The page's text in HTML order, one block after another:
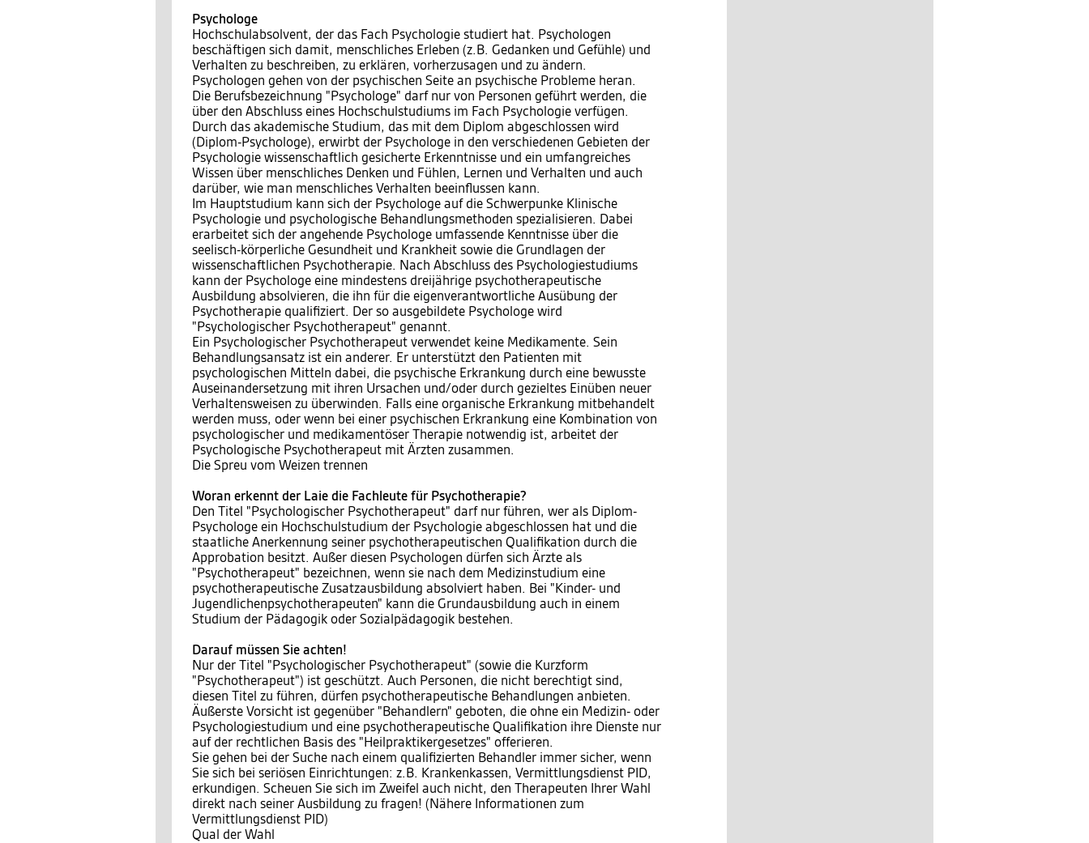
Psychologe
Hochschulabsolvent, der das Fach Psychologie studiert hat. Psychologen
beschäftigen sich damit, menschliches Erleben (z.B. Gedanken und Gefühle) und
Verhalten zu beschreiben, zu erklären, vorherzusagen und zu ändern.
Psychologen gehen von der psychischen Seite an psychische Probleme heran.
Die Berufsbezeichnung "Psychologe" darf nur von Personen geführt werden, die
über den Abschluss eines Hochschulstudiums im Fach Psychologie verfügen.
Durch das akademische Studium, das mit dem Diplom abgeschlossen wird
(Diplom-Psychologe), erwirbt der Psychologe in den verschiedenen Gebieten der
Psychologie wissenschaftlich gesicherte Erkenntnisse und ein umfangreiches
Wissen über menschliches Denken und Fühlen, Lernen und Verhalten und auch
darüber, wie man menschliches Verhalten beeinflussen kann.
Im Hauptstudium kann sich der Psychologe auf die Schwerpunke Klinische
Psychologie und psychologische Behandlungsmethoden spezialisieren. Dabei
erarbeitet sich der angehende Psychologe umfassende Kenntnisse über die
seelisch-körperliche Gesundheit und Krankheit sowie die Grundlagen der
wissenschaftlichen Psychotherapie. Nach Abschluss des Psychologiestudiums
kann der Psychologe eine mindestens dreijährige psychotherapeutische
Ausbildung absolvieren, die ihn für die eigenverantwortliche Ausübung der
Psychotherapie qualifiziert. Der so ausgebildete Psychologe wird
"Psychologischer Psychotherapeut" genannt.
Ein Psychologischer Psychotherapeut verwendet keine Medikamente. Sein
Behandlungsansatz ist ein anderer. Er unterstützt den Patienten mit
psychologischen Mitteln dabei, die psychische Erkrankung durch eine bewusste
Auseinandersetzung mit ihren Ursachen und/oder durch gezieltes Einüben neuer
Verhaltensweisen zu überwinden. Falls eine organische Erkrankung mitbehandelt
werden muss, oder wenn bei einer psychischen Erkrankung eine Kombination von
psychologischer und medikamentöser Therapie notwendig ist, arbeitet der
Psychologische Psychotherapeut mit Ärzten zusammen.
Die Spreu vom Weizen trennen
Woran erkennt der Laie die Fachleute für Psychotherapie?
Den Titel "Psychologischer Psychotherapeut" darf nur führen, wer als Diplom-
Psychologe ein Hochschulstudium der Psychologie abgeschlossen hat und die
staatliche Anerkennung seiner psychotherapeutischen Qualifikation durch die
Approbation besitzt. Außer diesen Psychologen dürfen sich Ärzte als
"Psychotherapeut" bezeichnen, wenn sie nach dem Medizinstudium eine
psychotherapeutische Zusatzausbildung absolviert haben. Bei "Kinder- und
Jugendlichenpsychotherapeuten" kann die Grundausbildung auch in einem
Studium der Pädagogik oder Sozialpädagogik bestehen.
Darauf müssen Sie achten!
Nur der Titel "Psychologischer Psychotherapeut" (sowie die Kurzform
"Psychotherapeut") ist geschützt. Auch Personen, die nicht berechtigt sind,
diesen Titel zu führen, dürfen psychotherapeutische Behandlungen anbieten.
Äußerste Vorsicht ist gegenüber "Behandlern" geboten, die ohne ein Medizin- oder
Psychologiestudium und eine psychotherapeutische Qualifikation ihre Dienste nur
auf der rechtlichen Basis des "Heilpraktikergesetzes" offerieren.
Sie gehen bei der Suche nach einem qualifizierten Behandler immer sicher, wenn
Sie sich bei seriösen Einrichtungen: z.B. Krankenkassen, Vermittlungsdienst PID,
erkundigen. Scheuen Sie sich im Zweifel auch nicht, den Therapeuten Ihrer Wahl
direkt nach seiner Ausbildung zu fragen! (Nähere Informationen zum
Vermittlungsdienst PID)
Qual der Wahl